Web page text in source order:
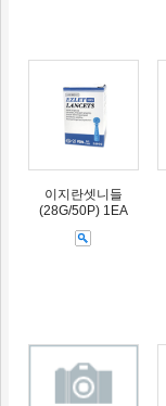
이지란셋니들
(28G/50P) 1EA